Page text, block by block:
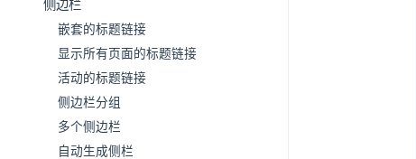
侧边栏
嵌套的标题链接
显示所有页面的标题链接
活动的标题链接
侧边栏分组
多个侧边栏
自动生成侧栏